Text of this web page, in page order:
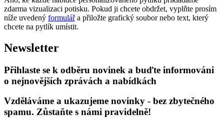
zdarma vizualizaci potisku. Pokud ji chcete obdržet, vyplňte prosím
níže uvedený formulářa přiložte grafický soubor nebo text, který
chcete na pytlík umístit.
Newsletter
Přihlaste se k odběru novinek a buďte informováni
o nejnovějších zprávách a nabídkách
Vzděláváme a ukazujeme novinky - bez zbytečného
spamu. Zůstaňte s námi pravidelně!